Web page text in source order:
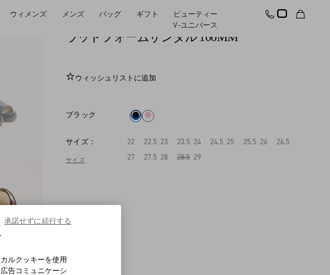
ウィメンズ メンズ バッグ ギフト
ビューティー
V-ユニバース
フォーセット ポリッシュドカーフスキン プ
ラットフォームサンダル 100MM
ウィッシュリストに追加
ブラック
サイズ：
サイズ
22 22.5 23 23.5 24 24.5 25 25.5 26
26.5
27
27.5 28 28.5 29
ルクッキーを使用
告コミュニケーシ
承諾せずに続行する